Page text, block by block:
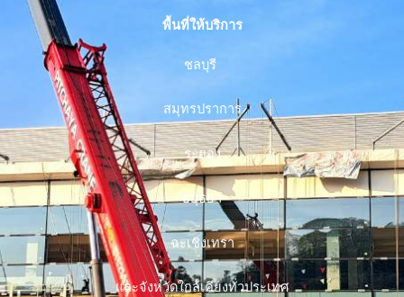
พื้นที่ให้บริการ
ชลบุรี
สมุทรปราการ
ระยอง
อยุธยา
ฉะเชิงเทรา
และจังหวัดใกล้เคียงทั่วประเทศ